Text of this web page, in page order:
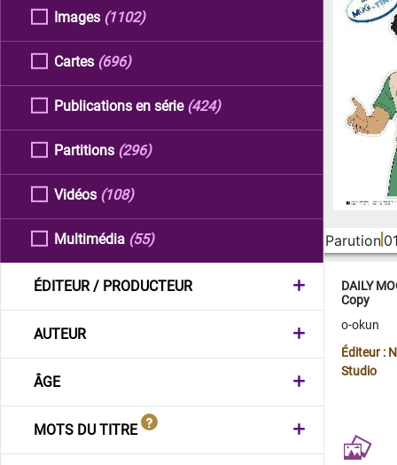
Images (1102)
Cartes (696)
Publications en série (424)
Partitions (296)
Vidéos (108)
Multimédia (55)
ÉDITEUR / PRODUCTEUR
AUTEUR
ÂGE
MOTS DU TITRE
Parution
DAILY
Copy
o-okun
Éditeur :
Studio